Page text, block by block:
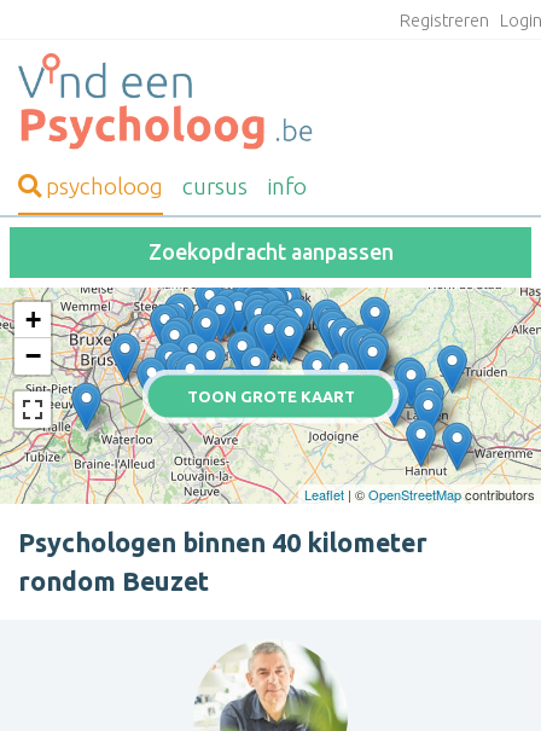
Registreren
psycholoog cursus info
Zoekopdracht aanpassen
TOON GROTE KAART
+
−
Leaflet | ©OpenStreetMapcontributors
Psychologen binnen 40 kilometer
rondom Beuzet